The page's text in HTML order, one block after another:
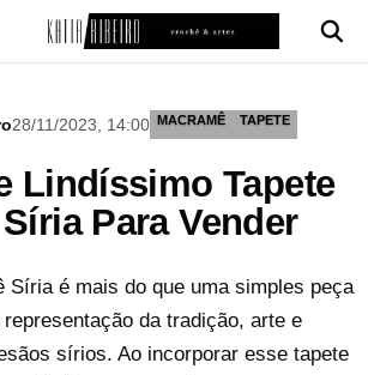
28/11/2023, 14:00 MACRAMÊ TAPETE
Lindíssimo Tapete
Para Vender
Síria é mais do que uma simples peça
da tradição, arte e
sírios. Ao incorporar esse tapete